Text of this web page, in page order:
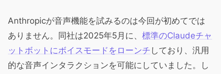
Anthropicが音声機能を試みるのは今回が初めてでは
ありません。同社は2025年5月に、 標準のClaudeチャ
ットボットにボイスモードをローンチ しており、汎用
的な音声インタラクションを可能にしていました。し